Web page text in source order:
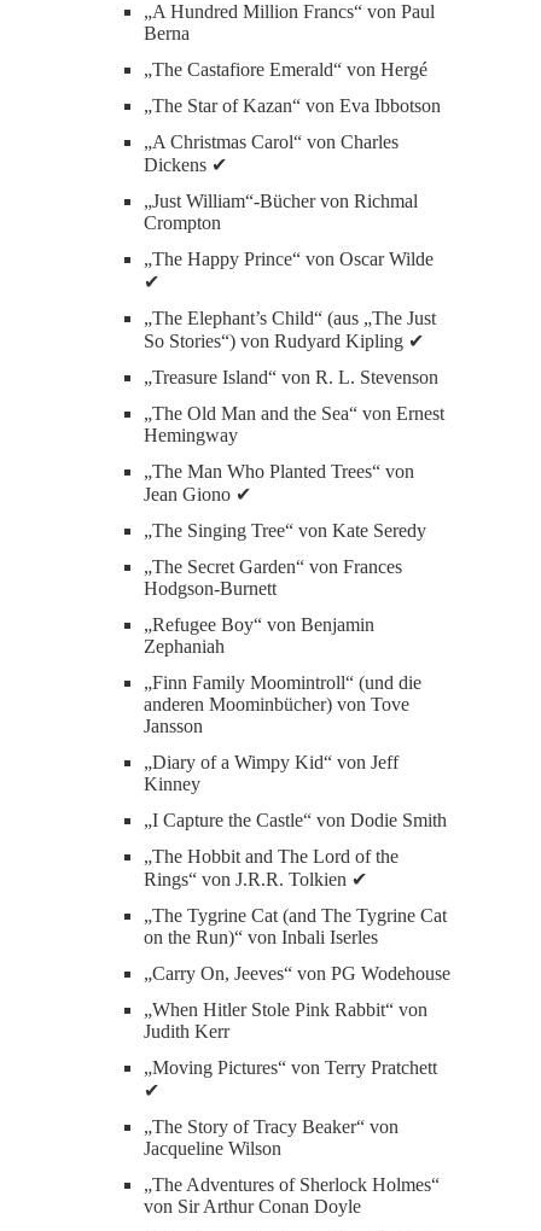
„A Hundred Million Francs“ von Paul
Berna
„The Castafiore Emerald“ von Hergé
„The Star of Kazan“ von Eva Ibbotson
„A Christmas Carol“ von Charles
Dickens ✔
„Just William“-Bücher von Richmal
Crompton
„The Happy Prince“ von Oscar Wilde
✔
„The Elephant’s Child“ (aus „The Just
So Stories“) von Rudyard Kipling ✔
„Treasure Island“ von R. L. Stevenson
„The Old Man and the Sea“ von Ernest
Hemingway
„The Man Who Planted Trees“ von
Jean Giono ✔
„The Singing Tree“ von Kate Seredy
„The Secret Garden“ von Frances
Hodgson-Burnett
„Refugee Boy“ von Benjamin
Zephaniah
„Finn Family Moomintroll“ (und die
anderen Moominbücher) von Tove
Jansson
„Diary of a Wimpy Kid“ von Jeff
Kinney
„I Capture the Castle“ von Dodie Smith
„The Hobbit and The Lord of the
Rings“ von J.R.R. Tolkien ✔
„The Tygrine Cat (and The Tygrine Cat
on the Run)“ von Inbali Iserles
„Carry On, Jeeves“ von PG Wodehouse
„When Hitler Stole Pink Rabbit“ von
Judith Kerr
„Moving Pictures“ von Terry Pratchett
✔
„The Story of Tracy Beaker“ von
Jacqueline Wilson
„The Adventures of Sherlock Holmes“
von Sir Arthur Conan Doyle